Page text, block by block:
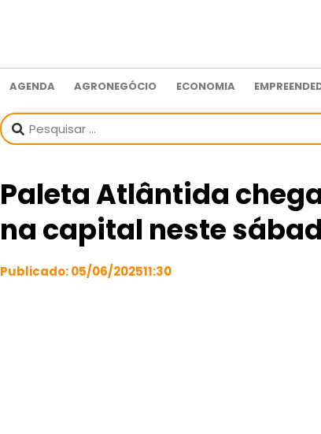
AGENDA AGRONEGÓCIO ECONOMIA
Paleta Atlântida
na capital neste
Publicado:05/06/202511:30